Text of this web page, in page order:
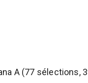
A (77 sélections,